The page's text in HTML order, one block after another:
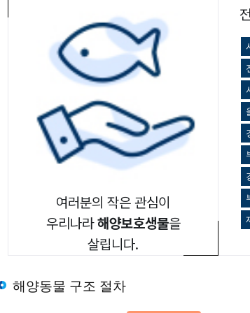
여러분의 작은 관심이
우리나라해양보호생물을
살립니다.
해양동물 구조 절차
해양보호생물
해양생태계교란생물
국가해양생태계종합조사
해양생태계
해양생물 3D 콘텐츠